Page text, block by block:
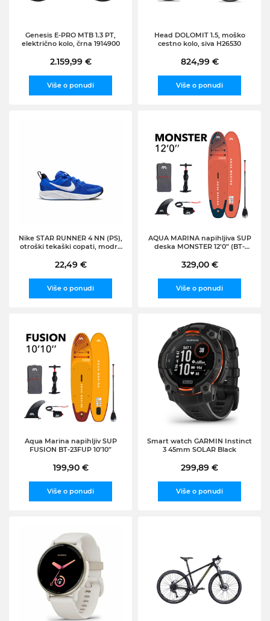
Genesis E-PRO MTB 1.3 PT,
električno kolo, črna 1914900
2.159,99 €
Više o ponudi
Head DOLOMIT 1.5, moško
cestno kolo, siva H26530
824,99 €
Više o ponudi
Nike STAR RUNNER 4 NN (PS),
otroški tekaški copati, modra
22,49 €
Više o ponudi
AQUA MARINA napihljiva SUP
deska MONSTER 12’0” (BT-
329,00 €
Više o ponudi
Aqua Marina napihljiv SUP
FUSION BT-23FUP 10’10”
199,90 €
Više o ponudi
Smart watch GARMIN Instinct
3 45mm SOLAR Black
299,89 €
Više o ponudi